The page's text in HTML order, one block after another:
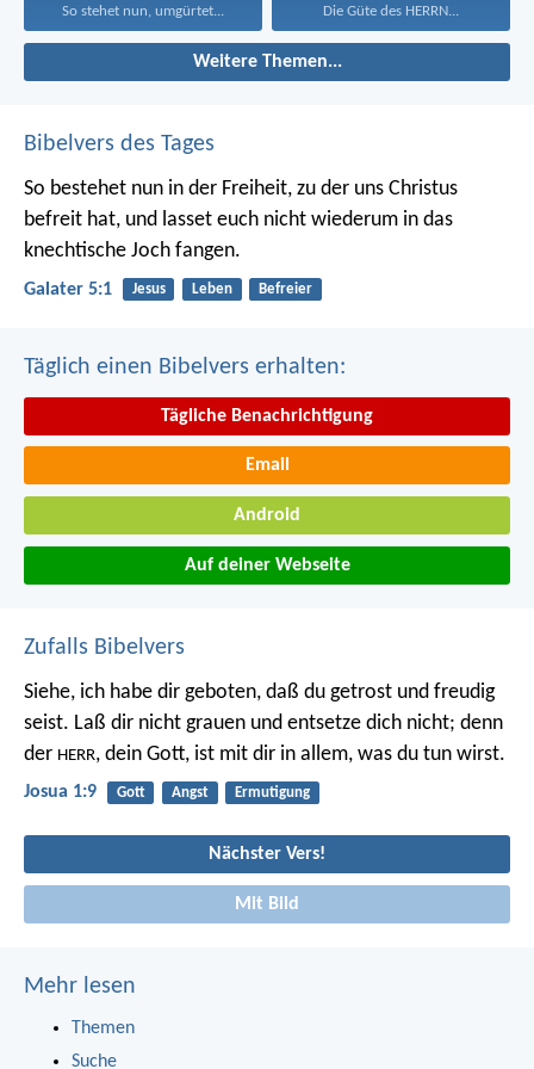
So stehet nun, umgürtet... Die Güte des HERRN...
Weitere Themen...
Bibelvers des Tages
So bestehet nun in der Freiheit, zu der uns Christus
befreit hat, und lasset euch nicht wiederum in das
knechtische Joch fangen.
Galater 5:1 Jesus Leben Befreier
Täglich einen Bibelvers erhalten:
Tägliche Benachrichtigung
Email
Android
Auf deiner Webseite
Zufalls Bibelvers
Siehe, ich habe dir geboten, daß du getrost und freudig
seist. Laß dir nicht grauen und entsetze dich nicht; denn
der HERR, dein Gott, ist mit dir in allem, was du tun wirst.
Josua 1:9 Gott Angst Ermutigung
Nächster Vers!
Mit Bild
Mehr lesen
Themen
Suche